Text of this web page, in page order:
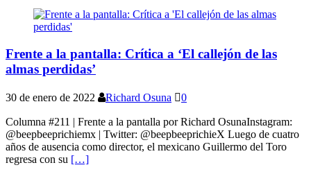
Frente a la pantalla: Crítica a ‘El callejón de las
almas perdidas’
30 de enero de 2022 Richard Osuna 0
Columna #211 | Frente a la pantalla por Richard OsunaInstagram:
@beepbeeprichiemx | Twitter: @beepbeeprichieX Luego de cuatro
años de ausencia como director, el mexicano Guillermo del Toro
regresa con su […]